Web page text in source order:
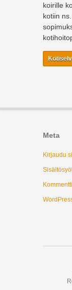
koirille
kotiin
Meta
Kirjaudu